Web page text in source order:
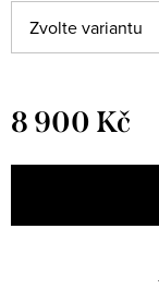
8 900 Kč
cena: